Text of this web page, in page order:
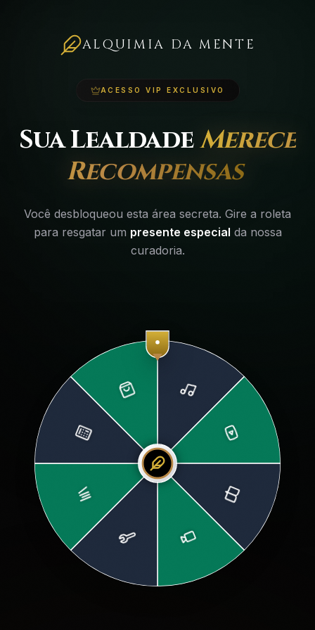
ALQUIMIA DA MENTE
ACESSO VIP EXCLUSIVO
Sua LealdadeMerece
Recompensas
Você desbloqueou esta área secreta. Gire a roleta
para resgatar um presente especial da nossa
curadoria.